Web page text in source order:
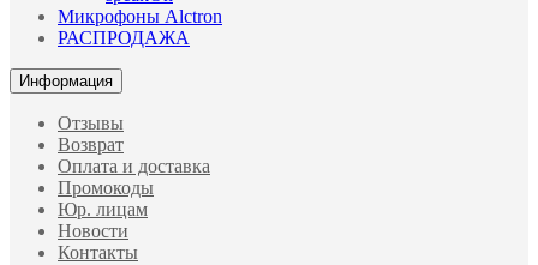
Микрофоны Alctron
РАСПРОДАЖА
Информация
Отзывы
Возврат
Оплата и доставка
Промокоды
Юр. лицам
Новости
Контакты